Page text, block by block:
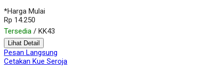
*Harga Mulai
Rp 14.250
Tersedia / KK43
Lihat Detail
Pesan Langsung
Cetakan Kue Seroja